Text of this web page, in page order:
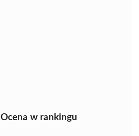
Ocena w rankingu